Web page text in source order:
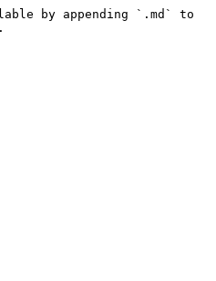
by appending `.md` to